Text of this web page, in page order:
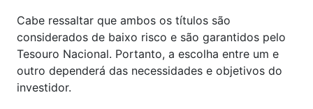
Cabe ressaltar que ambos os títulos são
considerados de baixo risco e são garantidos pelo
Tesouro Nacional. Portanto, a escolha entre um e
outro dependerá das necessidades e objetivos do
investidor.